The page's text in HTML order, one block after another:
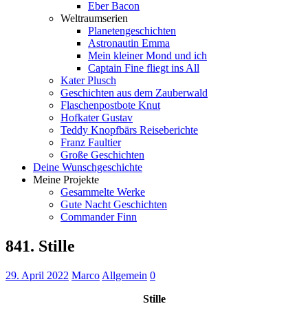
Eber Bacon
Weltraumserien
Planetengeschichten
Astronautin Emma
Mein kleiner Mond und ich
Captain Fine fliegt ins All
Kater Plusch
Geschichten aus dem Zauberwald
Flaschenpostbote Knut
Hofkater Gustav
Teddy Knopfbärs Reiseberichte
Franz Faultier
Große Geschichten
Deine Wunschgeschichte
Meine Projekte
Gesammelte Werke
Gute Nacht Geschichten
Commander Finn
841. Stille
29. April 2022 Marco Allgemein 0
Stille